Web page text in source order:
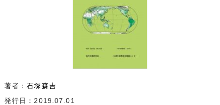
著者：石塚森吉
発行日：2019.07.01